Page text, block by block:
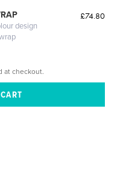
design
£74.80
at checkout.